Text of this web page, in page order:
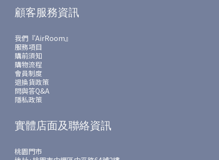
顧客服務資訊
我們『AirRoom』
服務項目
購前須知
購物流程
會員制度
退換貨政策
問與答Q&A
隱私政策
實體店面及聯絡資訊
桃園門市